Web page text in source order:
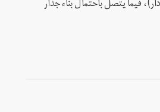
الأحد 17 مارس (آذار)، فيما يتصل باحتمال بناء جدار